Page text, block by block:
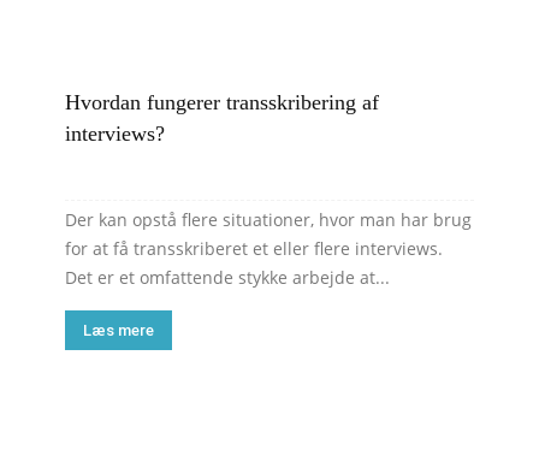
Hvordan fungerer transskribering af
interviews?
Der kan opstå flere situationer, hvor man har brug
for at få transskriberet et eller flere interviews.
Det er et omfattende stykke arbejde at...
Læs mere